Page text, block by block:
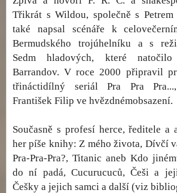
Třikrát s Wildou, společně s
také napsal scénáře k
Bermudského trojúhelníku a s
Sedm hladových, které
Barrandov. V roce 2000 připravil
třináctidílný seriál Pra Pra
František Filip ve hvězdnémobsazení.
Současně s profesí herce, ředitele a
her píše knihy: Z mého života, Dívčí
Pra-Pra-Pra?, Titanic aneb Kdo
do ní padá, Cucurucuců, Češi a
Češky a jejich samci a další (viz